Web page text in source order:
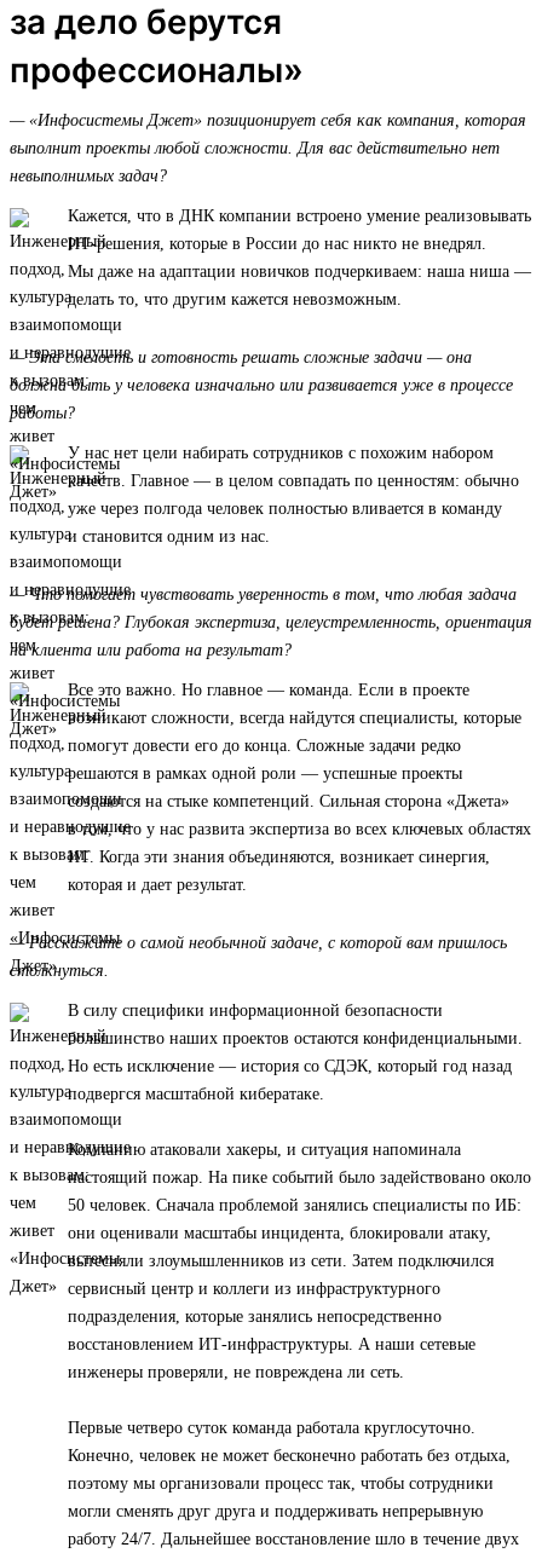
за дело берутся
профессионалы»
— «Инфосистемы Джет» позиционирует себя как компания, которая
выполнит проекты любой сложности. Для вас действительно нет
невыполнимых задач?
Кажется, что в ДНК компании встроено умение реализовывать
ИТ-решения, которые в России до нас никто не внедрял.
Мы даже на адаптации новичков подчеркиваем: наша ниша —
делать то, что другим кажется невозможным.
— Эта смелость и готовность решать сложные задачи — она
должна быть у человека изначально или развивается уже в процессе
работы?
У нас нет цели набирать сотрудников с похожим набором
качеств. Главное — в целом совпадать по ценностям: обычно
уже через полгода человек полностью вливается в команду
и становится одним из нас.
— Что помогает чувствовать уверенность в том, что любая задача
будет решена? Глубокая экспертиза, целеустремленность, ориентация
на клиента или работа на результат?
Все это важно. Но главное — команда. Если в проекте
возникают сложности, всегда найдутся специалисты, которые
помогут довести его до конца. Сложные задачи редко
решаются в рамках одной роли — успешные проекты
создаются на стыке компетенций. Сильная сторона «Джета»
в том, что у нас развита экспертиза во всех ключевых областях
ИТ. Когда эти знания объединяются, возникает синергия,
которая и дает результат.
— Расскажите о самой необычной задаче, с которой вам пришлось
столкнуться.
В силу специфики информационной безопасности
большинство наших проектов остаются конфиденциальными.
Но есть исключение — история со СДЭК, который год назад
подвергся масштабной кибератаке.
Компанию атаковали хакеры, и ситуация напоминала
настоящий пожар. На пике событий было задействовано около
50 человек. Сначала проблемой занялись специалисты по ИБ:
они оценивали масштабы инцидента, блокировали атаку,
вытесняли злоумышленников из сети. Затем подключился
сервисный центр и коллеги из инфраструктурного
подразделения, которые занялись непосредственно
восстановлением ИТ-инфраструктуры. А наши сетевые
инженеры проверяли, не повреждена ли сеть.
Первые четверо суток команда работала круглосуточно.
Конечно, человек не может бесконечно работать без отдыха,
поэтому мы организовали процесс так, чтобы сотрудники
могли сменять друг друга и поддерживать непрерывную
работу 24/7. Дальнейшее восстановление шло в течение двух